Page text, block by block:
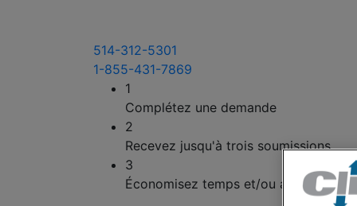
514-312-5301
1-855-431-7869
1
Complétez une demande
2
Recevez jusqu'à trois soumissions
3
Économisez temps et/ou argent